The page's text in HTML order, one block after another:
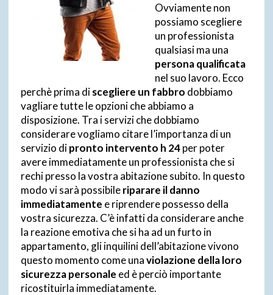
Ovviamente non
possiamo scegliere
un professionista
qualsiasi ma una
persona qualificata
nel suo lavoro. Ecco
perchè prima discegliere un fabbro dobbiamo
vagliare tutte le opzioni che abbiamo a
disposizione. Tra i servizi che dobbiamo
considerare vogliamo citare l’importanza di un
servizio dipronto intervento h 24per poter
avere immediatamente un professionista che si
rechi presso la vostra abitazione subito. In questo
modo vi sarà possibileriparare il danno
immediatamente e riprendere possesso della
vostra sicurezza. C’è infatti da considerare anche
la reazione emotiva che si ha ad un furto in
appartamento, gli inquilini dell’abitazione vivono
questo momento come unaviolazione della loro
sicurezza personale ed è perciò importante
ricostituirla immediatamente.